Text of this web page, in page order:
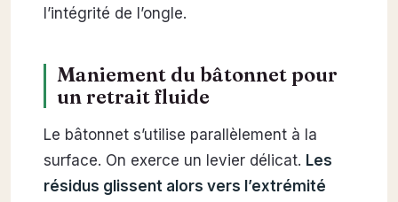
l’intégrité de l’ongle.
Maniement du bâtonnet pour
un retrait fluide
Le bâtonnet s’utilise parallèlement à la
surface. On exerce un levier délicat. Les
résidus glissent alors vers l’extrémité